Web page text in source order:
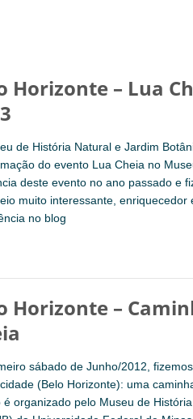
Horizonte – Lua
de História Natural e Jardim
do evento Lua Cheia no
deste evento no ano passado e
muito interessante, enriquecedor
no blog
Horizonte –
sábado de Junho/2012,
(Belo Horizonte): uma
é organizado pelo Museu de